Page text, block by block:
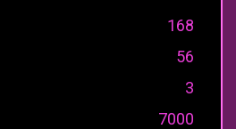
168
56
3
7000